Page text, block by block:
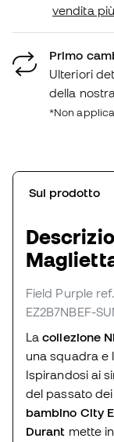
vendita
Primo
Ulteriori
della nostra
*Non
Sul prodotto
Field Purple
EZ2B7NBEF-
Lacollezione
una squadra e
Ispirandosi ai
del passato dei
bambino City
Durant mette